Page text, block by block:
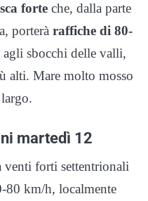
forte che, dalla parte
porterà raffiche di 80-
agli sbocchi delle valli,
alti. Mare molto mosso
martedì 12
forti settentrionali
80 km/h, localmente